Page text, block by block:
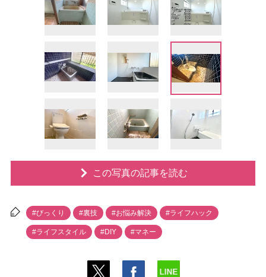
この写真の記事を読む
#びっくり #裏技 #お悩み解決 #ライフハック
#ライフスタイル #DIY #マネー